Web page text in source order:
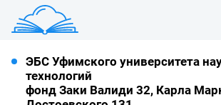
ЭБС Уфимского университета
технологий
фонд Заки Валиди 32, Карла